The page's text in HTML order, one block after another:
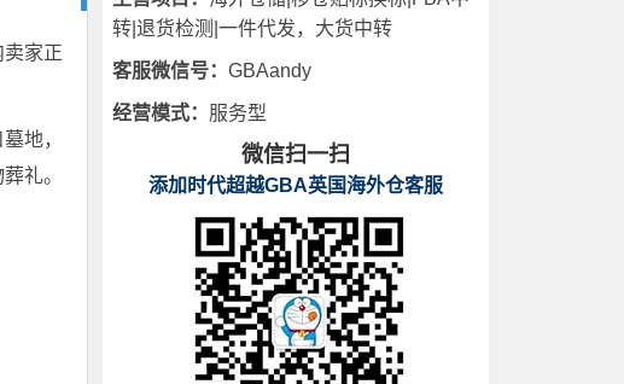
家正
地，
葬礼。
转|退货检测|一件代发，大货中转
客服微信号： GBAandy
经营模式： 服务型
微信扫一扫
添加时代超越GBA英国海外仓客服